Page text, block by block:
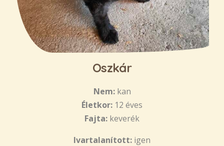
Oszkár
Nem: kan
Életkor: 12 éves
Fajta: keverék
Ivartalanított: igen